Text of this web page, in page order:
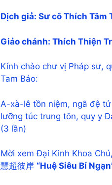
Dịch giả: Sư cô Thích Tâm
Giảo chánh: Thích Thiện
Kính chào chư vị Pháp sư,
Tam Bảo:
A-xà-lê tồn niệm, ngã đệ
lưỡng túc trung tôn, quy y
(3 lần)
Mời xem Đại Kinh Khoa
慧超彼岸 “Huệ Siêu Bỉ